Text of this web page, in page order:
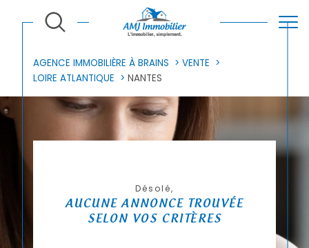
AGENCE IMMOBILIÈRE À BRAINS
VENTE
LOIRE ATLANTIQUE
NANTES
Désolé,
AUCUNE ANNONCE TROUVÉE
SELON VOS CRITÈRES